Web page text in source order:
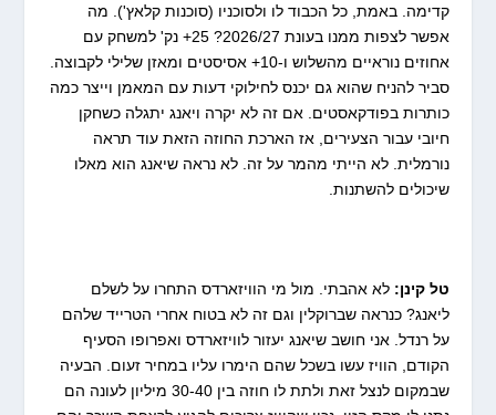
קדימה. באמת, כל הכבוד לו ולסוכניו (סוכנות קלאץ'). מה
אפשר לצפות ממנו בעונת 2026/27? 25+ נק' למשחק עם
אחוזים נוראיים מהשלוש ו-10+ אסיסטים ומאזן שלילי לקבוצה.
סביר להניח שהוא גם יכנס לחילוקי דעות עם המאמן וייצר כמה
כותרות בפודקאסטים. אם זה לא יקרה ויאנג יתגלה כשחקן
חיובי עבור הצעירים, אז הארכת החוזה הזאת עוד תראה
נורמלית. לא הייתי מהמר על זה. לא נראה שיאנג הוא מאלו
שיכולים להשתנות.
טל קינן:לא אהבתי. מול מי הוויזארדס התחרו על לשלם
ליאנג? כנראה שברוקלין וגם זה לא בטוח אחרי הטרייד שלהם
על רנדל. אני חושב שיאנג יעזור לוויזארדס ואפרופו הסעיף
הקודם, הוויז עשו בשכל שהם הימרו עליו במחיר זעום. הבעיה
שבמקום לנצל זאת ולתת לו חוזה בין 30-40 מיליון לעונה הם